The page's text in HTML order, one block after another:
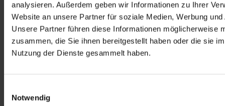
analysieren. Außerdem geben wir Informationen zu Ihrer
Website an unsere Partner für soziale Medien, Werbung
Unsere Partner führen diese Informationen möglicherweise
zusammen, die Sie ihnen bereitgestellt haben oder die sie
Nutzung der Dienste gesammelt haben.
Notwendig
Sie interessieren sich für Dr.